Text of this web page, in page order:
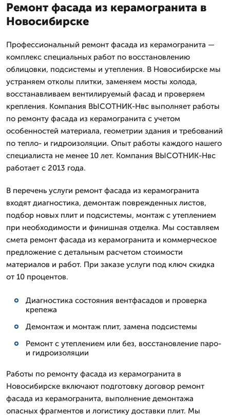
Ремонт фасада из керамогранита в
Новосибирске
Профессиональный ремонт фасада из керамогранита —
комплекс специальных работ по восстановлению
облицовки, подсистемы и утепления. В Новосибирске мы
устраняем отколы плитки, заменяем мосты холода,
восстанавливаем вентилируемый фасад и проверяем
крепления. Компания ВЫСОТНИК-Нвс выполняет работы
по ремонту фасада из керамогранита с учетом
особенностей материала, геометрии здания и требований
по тепло- и гидроизоляции. Опыт работы каждого нашего
специалиста не менее 10 лет. Компания ВЫСОТНИК-Нвс
работает с 2013 года.
В перечень услуги ремонт фасада из керамогранита
входят диагностика, демонтаж поврежденных листов,
подбор новых плит и подсистемы, монтаж с утеплением
при необходимости и финишная отделка. Мы составляем
смета ремонт фасада из керамогранита и коммерческое
предложение с детальным расчетом стоимости
материалов и работ. При заказе услуги под ключ скидка
от 10 процентов.
Диагностика состояния вентфасадов и проверка
крепежа
Демонтаж и монтаж плит, замена подсистемы
Ремонт с утеплением или без, восстановление паро-
и гидроизоляции
Работы по ремонту фасада из керамогранита в
Новосибирске включают подготовку договор ремонт
фасада из керамогранита, выполнение демонтажа
опасных фрагментов и логистику доставки плит. Мы